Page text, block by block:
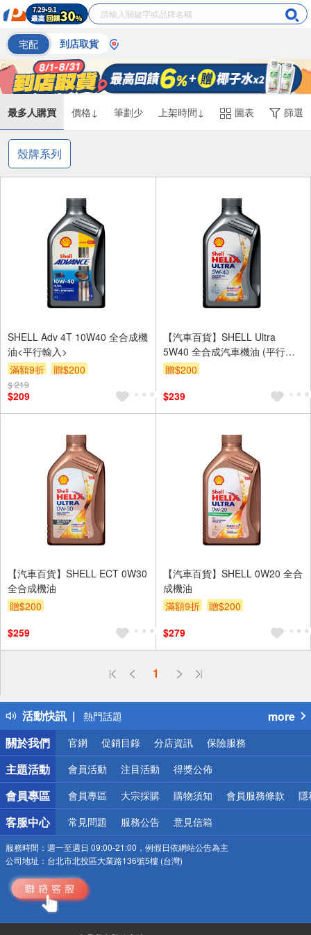
宅配 到店取貨
最多人購買 價格↓ 筆劃少 上架時間↓ 圖表 篩選
殼牌系列
SHELL Adv 4T 10W40 全合成機
油<平行輸入>
滿額9折
贈$200
$ 219
$209
【汽車百貨】SHELL Ultra
5W40 全合成汽車機油 (平行輸
入)
贈$200
$239
【汽車百貨】SHELL ECT 0W30
全合成機油
贈$200
$259
【汽車百貨】SHELL 0W20 全合
成機油
滿額9折
贈$200
$279
1
活動快訊
偏遠地區配送
得獎公告
熱門話題
銀行優惠
偏遠地區配送
詐騙網頁！請小心！
more
關於我們
官網 促銷目錄 分店資訊 保險服務
主題活動 會員活動 注目活動 得獎公佈
會員專區 會員專區 大宗採購 購物須知 會員服務條款 隱
客服中心 常見問題 服務公告 意見信箱
服務時間： 週一至週日 09:00-21:00，例假日依網站公告為主
公司地址： 台北市北投區大業路136號5樓 (台灣)